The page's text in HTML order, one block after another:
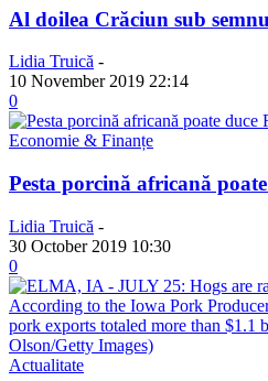
Al doilea Crăciun sub
Lidia Truică -
10 November 2019 22:14
0
Economie & Finanțe
Pesta porcină africană
Lidia Truică -
30 October 2019 10:30
0
Actualitate